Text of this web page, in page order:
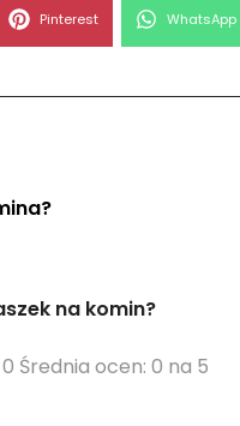
Share
Pinterest Share
WhatsApp
na komin?
Średnia ocen: 0 na 5